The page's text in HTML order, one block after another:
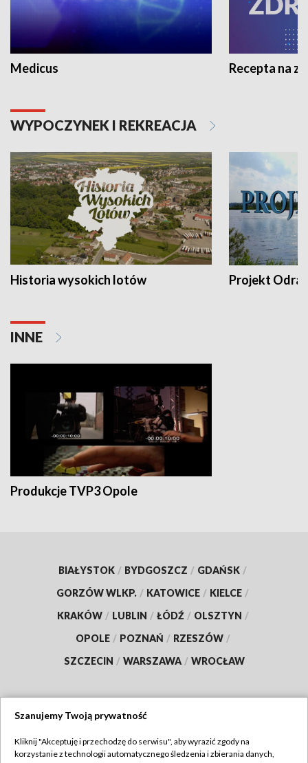
Medicus Recepta na
WYPOCZYNEK I REKREACJA
Historia wysokich lotów Projekt Odra
INNE
Produkcje TVP3 Opole
BIAŁYSTOK / BYDGOSZCZ / GDAŃSK /
GORZÓW WLKP. / KATOWICE / KIELCE /
KRAKÓW / LUBLIN / ŁÓDŹ / OLSZTYN /
OPOLE / POZNAŃ / RZESZÓW /
SZCZECIN / WARSZAWA / WROCŁAW
TVP
Szanujemy Twoją prywatność
Kliknij "Akceptuję i przechodzę do serwisu", aby wyrazić zgody na
korzystanie z technologii automatycznego śledzenia i zbierania danych,